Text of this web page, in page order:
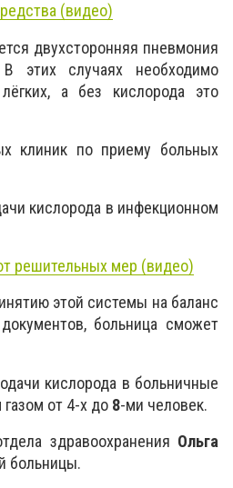
(видео)
двухсторонняя пневмония
этих случаях необходимо
а без кислорода это
клиник по приему больных
кислорода в инфекционном
решительных мер (видео)
этой системы на баланс
больница сможет
кислорода в больничные
от 4-х до 8-ми человек.
здравоохранения Ольга
больницы.